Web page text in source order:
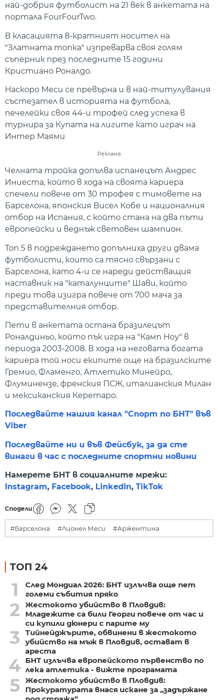
най-добрия футболист на 21 век в анкетата на
портала FourFourTwo.
В класацията 8-кратният носител на
"Златната топка" изпреварва своя голям
съперник през последните 15 години
Кристиано Роналдо.
Наскоро Меси се превърна и в най-титулувания
състезател в историята на футбола,
печелейки своя 44-и трофей след успеха в
турнира за Купата на лигите като играч на
Интер Маями
Реклама
Челната тройка допълва испанецът Андрес
Иниеста, който в хода на своята кариера
спечели повече от 30 трофея с тимовете на
Барселона, японския Висел Кобе и националния
отбор на Испания, с който стана на два пъти
европейски и веднъж световен шампион.
Топ 5 в подреждането допълниха други двама
футболисти, които са тясно свързани с
Барселона, като 4-и се нареди действащия
наставник на "каталунците" Шави, който
преди това изигра повече от 700 мача за
представителния отбор.
Пети в анкетата остана бразилецът
Роналдиньо, който пък игра на "Камп Ноу" в
периода 2003-2008. В хода на неговата богата
кариера той носи екипите още на бразилските
Гремио, Фламенго, Атлетико Минейро,
Флуминензе, френския ПСЖ, италианския Милан
и мексиканския Керетаро.
Последвайте нашия канал "Спорт по БНТ" във
Viber
Последвайте ни и във Фейсбук, за да сте
винаги в час с последните спортни новини
Намерете БНТ в социалните мрежи:
Instagram, Facebook, LinkedIn, TikTok
Сподели
#Барселона #Лионел Меси #Аржентина
ТОП 24
1
След Мондиал 2026: БНТ излъчва още пет
големи събития пряко
2
Жестокото убийство в Пловдив:
Младежите са били Георги повече от час и
си купили дюнери с парите му
3
Тийнейджърите, обвинени в жестокото
убийство на мъж в Пловдив, остават в
ареста
4 БНТ излъчва европейското първенство по
лека атлетика - вижте програмата
5 Жестокото убийство в Пловдив:
Прокуратурата внася искане за „задържане